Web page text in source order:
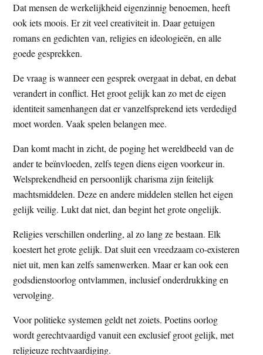
Dat mensen de werkelijkheid eigenzinnig benoemen, heeft
ook iets moois. Er zit veel creativiteit in. Daar getuigen
romans en gedichten van, religies en ideologieën, en alle
goede gesprekken.
De vraag is wanneer een gesprek overgaat in debat, en debat
verandert in conflict. Het groot gelijk kan zo met de eigen
identiteit samenhangen dat er vanzelfsprekend iets verdedigd
moet worden. Vaak spelen belangen mee.
Dan komt macht in zicht, de poging het wereldbeeld van de
ander te beïnvloeden, zelfs tegen diens eigen voorkeur in.
Welsprekendheid en persoonlijk charisma zijn feitelijk
machtsmiddelen. Deze en andere middelen stellen het eigen
gelijk veilig. Lukt dat niet, dan begint het grote ongelijk.
Religies verschillen onderling, al zo lang ze bestaan. Elk
koestert het grote gelijk. Dat sluit een vreedzaam co-existeren
niet uit, men kan zelfs samenwerken. Maar er kan ook een
godsdienstoorlog ontvlammen, inclusief onderdrukking en
vervolging.
Voor politieke systemen geldt net zoiets. Poetins oorlog
wordt gerechtvaardigd vanuit een exclusief groot gelijk, met
religieuze rechtvaardiging.